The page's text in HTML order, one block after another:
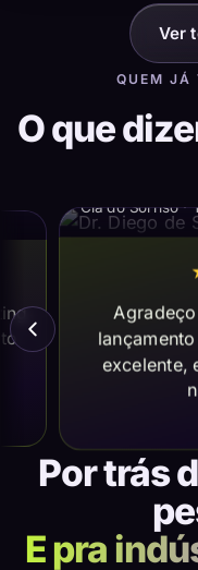
Ver
QUEM JÁ
O que
Cia do Sorriso ·
excelente,
Por trás
E pra